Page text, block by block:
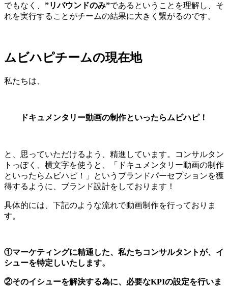
でもなく、 ”リバウンドのみ”であるということを理解し、そ
れを実行することがチームの結果に大きく繋がるのです。
ムビハピチームの現在地
私たちは、
ドキュメンタリー動画の制作といったらムビハピ！
と、思っていただけるよう、精進しています。コンサルタン
トっぽく、横文字を使うと、「ドキュメンタリー動画の制作
といったらムビハピ！」というブランドパーセプションを獲
得するように、ブランド設計をしております！
具体的には、下記のような流れで動画制作を行っておりま
す。
①マーケティングに精通した、私たちコンサルタントが、イ
シューを特定しいたします。
②そのイシューを解決する為に、必要なKPIの設定を行いま